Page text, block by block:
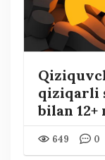
qiziqarli
bilan 12+
649 0